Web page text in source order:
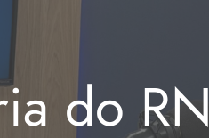
do RN